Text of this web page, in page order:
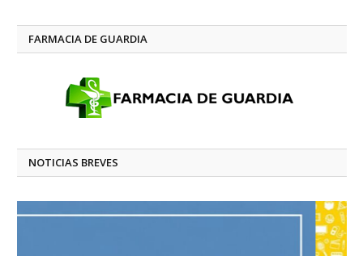
FARMACIA DE GUARDIA
NOTICIAS BREVES